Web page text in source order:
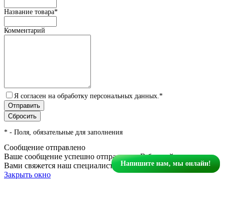
Название товара*
Комментарий
Я согласен на обработку персональных данных.*
* - Поля, обязательные для заполнения
Сообщение отправлено
Ваше сообщение успешно отправлено. В ближайшее время с
Вами свяжется наш специалист
Закрыть окно
Напишите нам, мы онлайн!